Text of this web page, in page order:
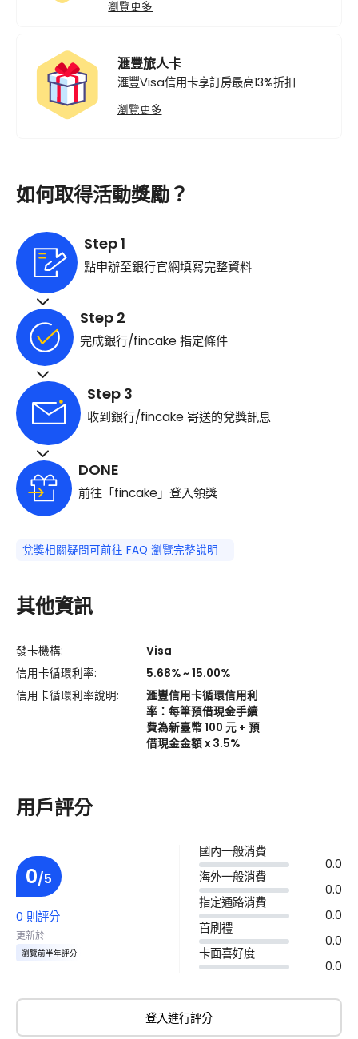
瀏覽更多
滙豐旅人卡
滙豐Visa信用卡享訂房最高13%折扣
瀏覽更多
如何取得活動獎勵？
Step 1
點申辦至銀行官網填寫完整資料
Step 2
完成銀行/fincake 指定條件
Step 3
收到銀行/fincake 寄送的兌獎訊息
DONE
前往「fincake」登入領獎
兌獎相關疑問可前往 FAQ 瀏覽完整說明
其他資訊
發卡機構:
Visa
信用卡循環利率:
5.68% ~ 15.00%
信用卡循環利率說明:
滙豐信用卡循環信用利
率：每筆預借現金手續
費為新臺幣 100 元 + 預
借現金金額 x 3.5%
用戶評分
0/5
0 則評分
更新於
瀏覽前半年評分
國內一般消費
0.0
海外一般消費
0.0
指定通路消費
0.0
首刷禮
0.0
卡面喜好度
0.0
登入進行評分